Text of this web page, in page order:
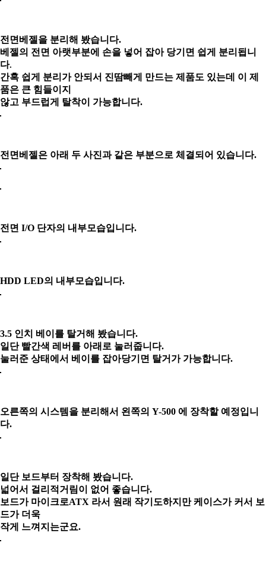
전면베젤을 분리해 봤습니다.
베젤의 전면 아랫부분에 손을 넣어 잡아 당기면 쉽게 분리됩니
다.
간혹 쉽게 분리가 안되서 진땀빼게 만드는 제품도 있는데 이 제
품은 큰 힘들이지
않고 부드럽게 탈착이 가능합니다.
전면베젤은 아래 두 사진과 같은 부분으로 체결되어 있습니다.
전면 I/O 단자의 내부모습입니다.
HDD LED의 내부모습입니다.
3.5 인치 베이를 탈거해 봤습니다.
일단 빨간색 레버를 아래로 눌러줍니다.
눌러준 상태에서 베이를 잡아당기면 탈거가 가능합니다.
오른쪽의 시스템을 분리해서 왼쪽의 Y-500 에 장착할 예정입니
다.
일단 보드부터 장착해 봤습니다.
넓어서 걸리적거림이 없어 좋습니다.
보드가 마이크로ATX 라서 원래 작기도하지만 케이스가 커서 보
드가 더욱
작게 느껴지는군요.